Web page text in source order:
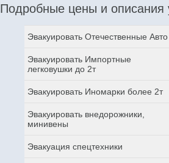
Подробные цены и описания
Эвакуировать Отечественные Авто
Эвакуировать Импортные
легковушки до 2т
Эвакуировать Иномарки более 2т
Эвакуировать внедорожники,
минивены
Эвакуация спецтехники